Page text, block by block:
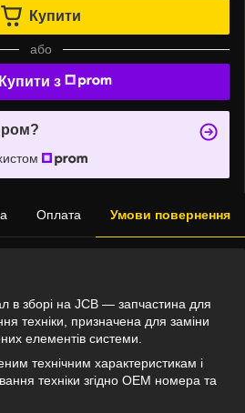
Купити
або
Купити з
Оплата Умови повернення
в зборі на JCB — запчастина для
техніки, призначена для заміни
елементів системи.
технічним характеристикам і
техніки згідно OEM номера та